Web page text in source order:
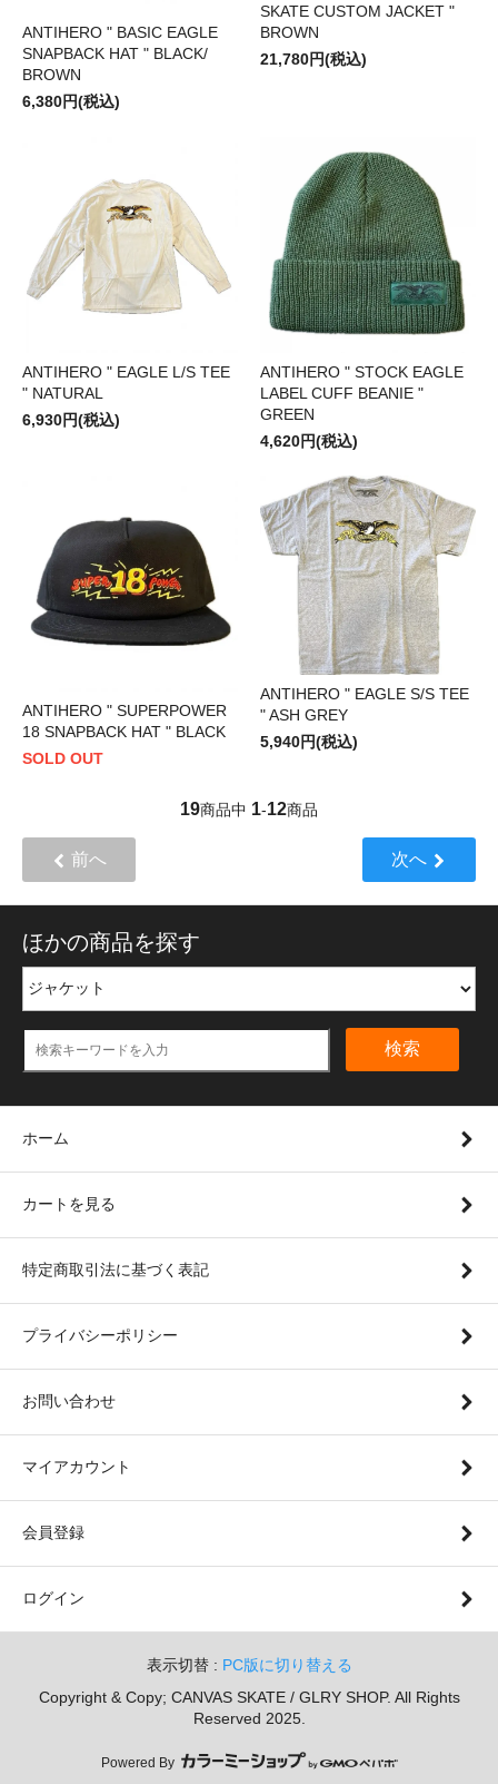
ANTIHERO " BASIC EAGLE
SNAPBACK HAT " BLACK/
BROWN
6,380円(税込)
SKATE CUSTOM JACKET "
BROWN
21,780円(税込)
ANTIHERO " EAGLE L/S TEE
" NATURAL
6,930円(税込)
ANTIHERO " STOCK EAGLE
LABEL CUFF BEANIE "
GREEN
4,620円(税込)
ANTIHERO " SUPERPOWER
18 SNAPBACK HAT " BLACK
SOLD OUT
ANTIHERO " EAGLE S/S TEE
" ASH GREY
5,940円(税込)
19商品中 1-12商品
前へ 次へ
ほかの商品を探す
検索
ホーム
カートを見る
特定商取引法に基づく表記
プライバシーポリシー
お問い合わせ
マイアカウント
会員登録
ログイン
表示切替 : PC版に切り替える
Copyright & Copy; CANVAS SKATE / GLRY SHOP. All Rights
Reserved 2025.
Powered By